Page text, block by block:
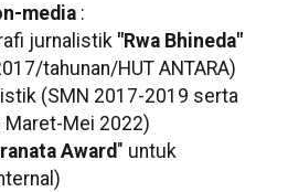
media :
jurnalistik "Rwa Bhineda"
tahunan/HUT ANTARA)
(SMN 2017-2019 serta
Maret-Mei 2022)
Award " untuk